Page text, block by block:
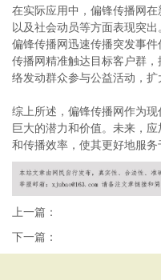
在实际应用中，偏锋传播网
以及社会动员等方面表现突
偏锋传播网迅速传播突发事
传播网精准触达目标客户群
络发动群众参与公益活动，扩
综上所述，偏锋传播网作为
巨大的潜力和价值。未来，
和传播效率，使其更好地服务
上一篇：
下一篇：